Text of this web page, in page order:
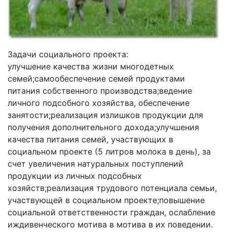
Задачи социального проекта:
улучшение качества жизни многодетных
семей;самообеспечение семей продуктами
питания собственного производства;ведение
личного подсобного хозяйства, обеспечение
занятости;реализация излишков продукции для
получения дополнительного дохода;улучшения
качества питания семей, участвующих в
социальном проекте (5 литров молока в день), за
счет увеличения натуральных поступлений
продукции из личных подсобных
хозяйств;реализация трудового потенциала семьи,
участвующей в социальном проекте;повышение
социальной ответственности граждан, ослабление
иждивенческого мотива в мотива в их поведении.